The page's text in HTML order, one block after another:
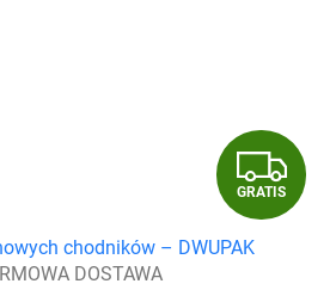
G
R
GRATIS
chodników – DWUPAK
DOSTAWA